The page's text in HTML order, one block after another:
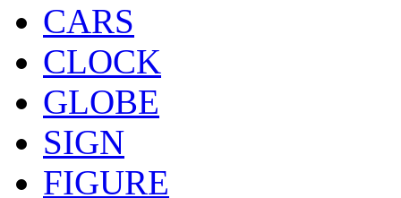
CARS
CLOCK
GLOBE
SIGN
FIGURE